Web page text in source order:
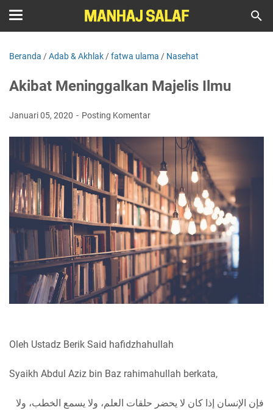
Beranda /Adab & Akhlak /fatwa ulama / Nasehat
Akibat Meninggalkan Majelis Ilmu
Januari 05, 2020 Posting Komentar
Oleh Ustadz Berik Said hafidzhahullah
Syaikh Abdul Aziz bin Baz rahimahullah berkata,
فإن الإنسان إذا كان لا يحضر حلقات العلم، ولا يسمع الخطب، ولا